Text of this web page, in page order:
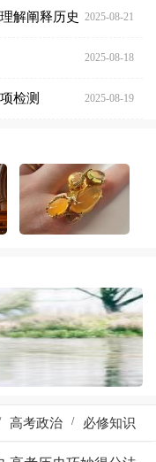
2025-08-21
解阐释历史
2025-08-18
2025-08-19
检测
必修知识
/
高考政治
地理知识
/
高考物理